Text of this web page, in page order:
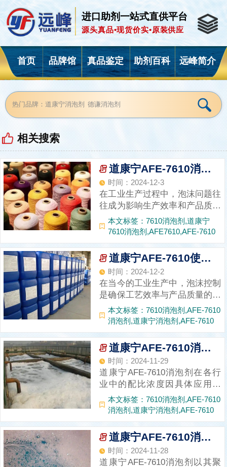
进口助剂一站式直供平台
源头真品•现货价实•原装供应
首页 品牌馆 真品鉴定 助剂百科 远峰简介
相关搜索
道康宁AFE-7610消泡剂：提升生产效率与产品质量的利器‌
时间：2024-12-3
在工业生产过程中，泡沫问题往
往成为影响生产效率和产品质量
的棘手难题。特别是在纺织品处
理、污水处理以及化学制浆等领
运行效率，还可能导致生产中
断，进而影响产品的品质。为解
决这一难题，道康宁AFE-7610
消泡剂应运而...
本文标签：7610消泡剂,道康宁
7610消泡剂,AFE7610,AFE-7610
道康宁AFE-7610使用方法
时间：2024-12-2
在当今的工业生产中，泡沫控制
是确保工艺效率与产品质量的关
键因素之一。本文将深入探讨道
康宁AFE-7610消泡剂的使用方
量的确定、投放位置的优化选择
以及工艺过程中的观察与调整技
巧。同时，我们也将详细阐述该
消泡剂的储...
本文标签：7610消泡剂,AFE-7610
消泡剂,道康宁消泡剂,AFE-7610
道康宁AFE-7610消泡剂配比浓度
时间：2024-11-29
道康宁AFE-7610消泡剂在各行
业中的配比浓度因具体应用而
异。一般来说，该消泡乳液原料
需稀释为10%~50%的浓度使
性含量为0.01~0.05g/L，建议使
用量为0.3%~1.5%。然而，由于
起泡体系成分复杂，...
本文标签：7610消泡剂,AFE-7610
消泡剂,道康宁消泡剂,AFE-7610
道康宁AFE-7610消泡剂主要成分
时间：2024-11-28
道康宁AFE-7610消泡剂以其聚